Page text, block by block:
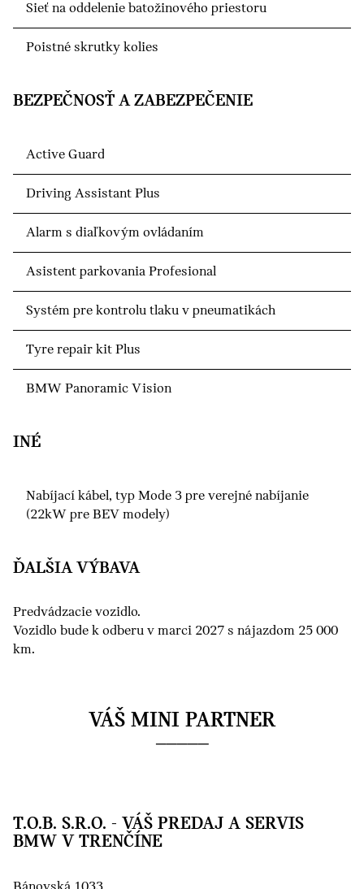
Sieť na oddelenie batožinového priestoru
Poistné skrutky kolies
BEZPEČNOSŤ A ZABEZPEČENIE
Active Guard
Driving Assistant Plus
Alarm s diaľkovým ovládaním
Asistent parkovania Profesional
Systém pre kontrolu tlaku v pneumatikách
Tyre repair kit Plus
BMW Panoramic Vision
INÉ
Nabíjací kábel, typ Mode 3 pre verejné nabíjanie
(22kW pre BEV modely)
ĎALŠIA VÝBAVA
Predvádzacie vozidlo.
Vozidlo bude k odberu v marci 2027 s nájazdom 25 000
km.
VÁŠ MINI PARTNER
T.O.B. S.R.O. - VÁŠ PREDAJ A SERVIS
BMW V TRENČÍNE